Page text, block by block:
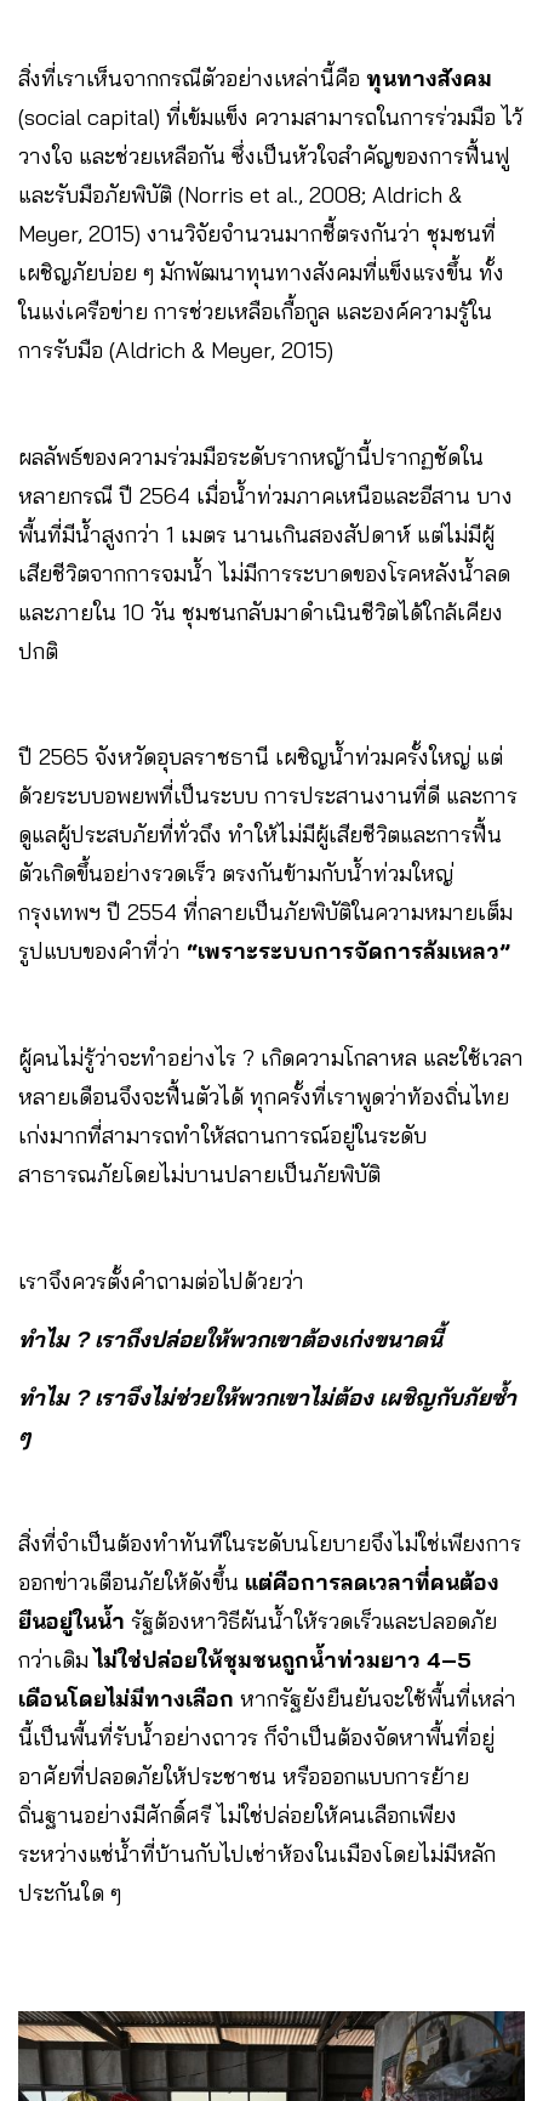
สิ่งที่เราเห็นจากกรณีตัวอย่างเหล่านี้คือ ทุนทางสังคม
(social capital) ที่เข้มแข็ง ความสามารถในการร่วมมือ ไว้
วางใจ และช่วยเหลือกัน ซึ่งเป็นหัวใจสำคัญของการฟื้นฟู
และรับมือภัยพิบัติ (Norris et al., 2008; Aldrich &
Meyer, 2015) งานวิจัยจำนวนมากชี้ตรงกันว่า ชุมชนที่
เผชิญภัยบ่อย ๆ มักพัฒนาทุนทางสังคมที่แข็งแรงขึ้น ทั้ง
ในแง่เครือข่าย การช่วยเหลือเกื้อกูล และองค์ความรู้ใน
การรับมือ (Aldrich & Meyer, 2015)
ผลลัพธ์ของความร่วมมือระดับรากหญ้านี้ปรากฏชัดใน
หลายกรณี ปี 2564 เมื่อน้ำท่วมภาคเหนือและอีสาน บาง
พื้นที่มีน้ำสูงกว่า 1 เมตร นานเกินสองสัปดาห์ แต่ไม่มีผู้
เสียชีวิตจากการจมน้ำ ไม่มีการระบาดของโรคหลังน้ำลด
และภายใน 10 วัน ชุมชนกลับมาดำเนินชีวิตได้ใกล้เคียง
ปกติ
ปี 2565 จังหวัดอุบลราชธานี เผชิญน้ำท่วมครั้งใหญ่ แต่
ด้วยระบบอพยพที่เป็นระบบ การประสานงานที่ดี และการ
ดูแลผู้ประสบภัยที่ทั่วถึง ทำให้ไม่มีผู้เสียชีวิตและการฟื้น
ตัวเกิดขึ้นอย่างรวดเร็ว ตรงกันข้ามกับน้ำท่วมใหญ่
กรุงเทพฯ ปี 2554 ที่กลายเป็นภัยพิบัติในความหมายเต็ม
รูปแบบของคำที่ว่า “เพราะระบบการจัดการล้มเหลว”
ผู้คนไม่รู้ว่าจะทำอย่างไร ? เกิดความโกลาหล และใช้เวลา
หลายเดือนจึงจะฟื้นตัวได้ ทุกครั้งที่เราพูดว่าท้องถิ่นไทย
เก่งมากที่สามารถทำให้สถานการณ์อยู่ในระดับ
สาธารณภัยโดยไม่บานปลายเป็นภัยพิบัติ
เราจึงควรตั้งคำถามต่อไปด้วยว่า
ทำไม ? เราถึงปล่อยให้พวกเขาต้องเก่งขนาดนี้
ทำไม ? เราจึงไม่ช่วยให้พวกเขาไม่ต้อง เผชิญกับภัยซ้ำ
ๆ
สิ่งที่จำเป็นต้องทำทันทีในระดับนโยบายจึงไม่ใช่เพียงการ
ออกข่าวเตือนภัยให้ดังขึ้น แต่คือการลดเวลาที่คนต้อง
ยืนอยู่ในน้ำ รัฐต้องหาวิธีผันน้ำให้รวดเร็วและปลอดภัย
กว่าเดิม ไม่ใช่ปล่อยให้ชุมชนถูกน้ำท่วมยาว 4–5
เดือนโดยไม่มีทางเลือก หากรัฐยังยืนยันจะใช้พื้นที่เหล่า
นี้เป็นพื้นที่รับน้ำอย่างถาวร ก็จำเป็นต้องจัดหาพื้นที่อยู่
อาศัยที่ปลอดภัยให้ประชาชน หรือออกแบบการย้าย
ถิ่นฐานอย่างมีศักดิ์ศรี ไม่ใช่ปล่อยให้คนเลือกเพียง
ระหว่างแช่น้ำที่บ้านกับไปเช่าห้องในเมืองโดยไม่มีหลัก
ประกันใด ๆ